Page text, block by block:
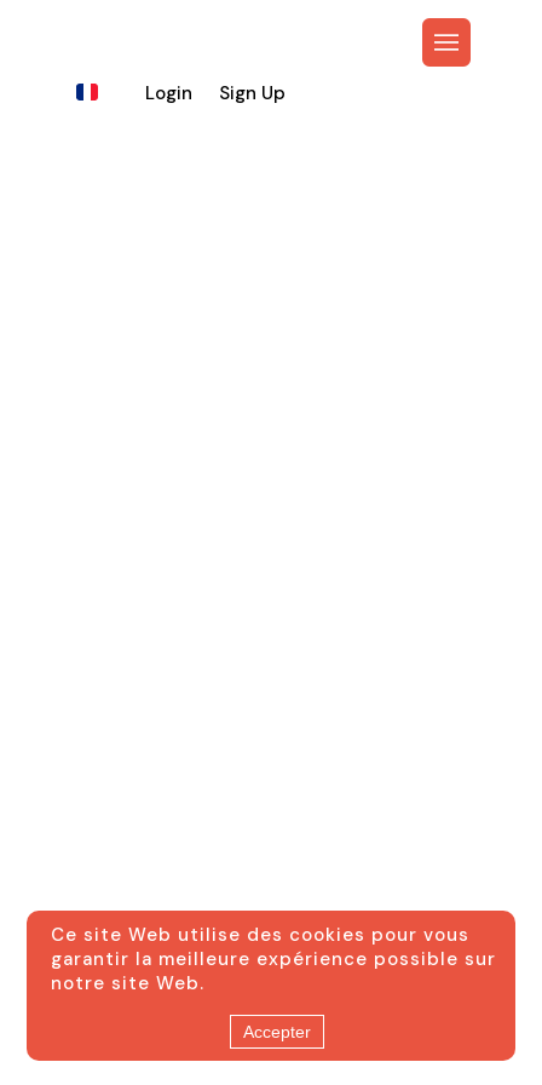
Login Sign Up
Ce site Web utilise des cookies pour vous
garantir la meilleure expérience possible sur
notre site Web.
Accepter